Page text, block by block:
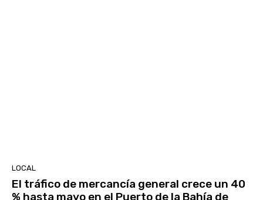
LOCAL
El tráfico de mercancía general crece un 40
% hasta mayo en el Puerto de la Bahía de